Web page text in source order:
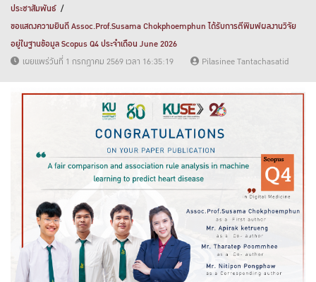
ประชาสัมพันธ์
ขอแสดงความยินดี Assoc.Prof.Susama Chokphoemphun ได้รับการตีพิมพ์ผลงานวิจัย
อยู่ในฐานข้อมูล Scopus Q4 ประจำเดือน June 2026
เผยแพร่วันที่ 1 กรกฎาคม 2569 เวลา 16:35:19
Pilasinee Tantachasatid